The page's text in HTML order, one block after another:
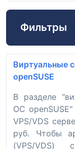
Фильтры
Виртуальные
openSUSE
В разделе
ОС
VPS/VDS
руб. Чтобы
(VPS/VDS)